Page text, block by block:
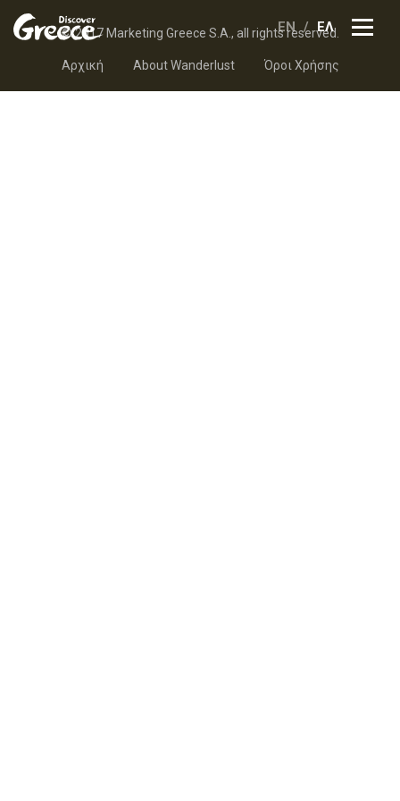
EN ΕΛ
© 2017 Marketing Greece S.A., all rights reserved.
Αρχική About Wanderlust Όροι Χρήσης